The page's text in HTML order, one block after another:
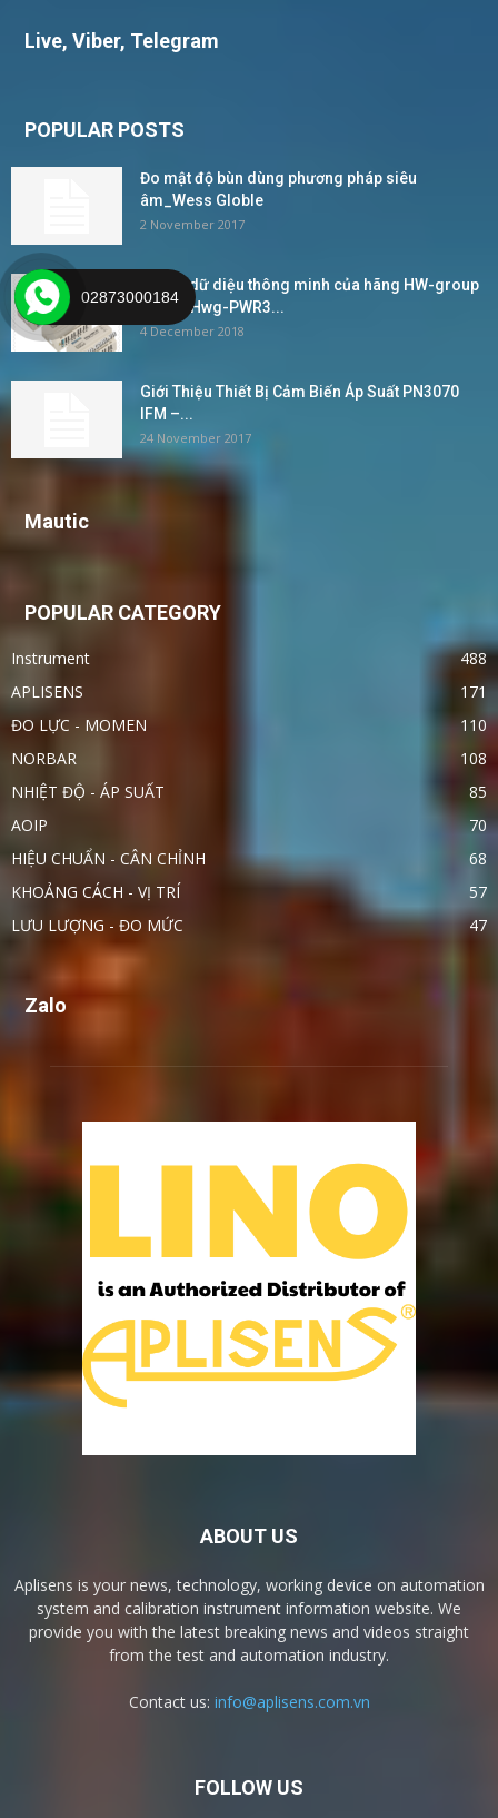
Live, Viber, Telegram
POPULAR POSTS
Đo mật độ bùn dùng phương pháp siêu
âm_Wess Globle
2 November 2017
Bộ ghi dữ diệu thông minh của hãng HW-group
Model Hwg-PWR3...
4 December 2018
Giới Thiệu Thiết Bị Cảm Biến Áp Suất PN3070
IFM –...
24 November 2017
Mautic
POPULAR CATEGORY
Instrument
488
APLISENS
171
ĐO LỰC - MOMEN
110
NORBAR
108
NHIỆT ĐỘ - ÁP SUẤT
85
AOIP
70
HIỆU CHUẨN - CÂN CHỈNH
68
KHOẢNG CÁCH - VỊ TRÍ
57
LƯU LƯỢNG - ĐO MỨC
47
Zalo
ABOUT US
Aplisens is your news, technology, working device on automation
system and calibration instrument information website. We
provide you with the latest breaking news and videos straight
from the test and automation industry.
Contact us: info@aplisens.com.vn
FOLLOW US
02873000184